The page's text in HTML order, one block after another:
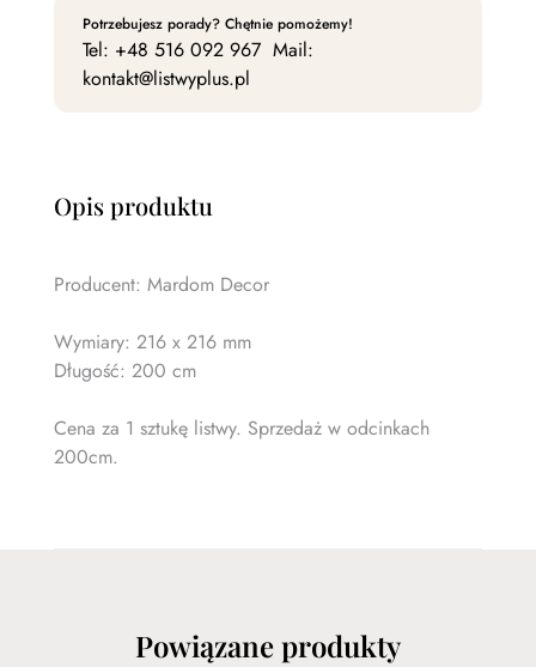
Potrzebujesz porady? Chętnie pomożemy!
Tel: +48 516 092 967 Mail:
kontakt@listwyplus.pl
Opis produktu
Producent: Mardom Decor
Wymiary: 216 x 216 mm
Długość: 200 cm
Cena za 1 sztukę listwy. Sprzedaż w odcinkach
200cm.
Powiązane produkty